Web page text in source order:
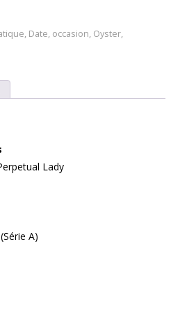
, Date, occasion, Oyster,
Lady
A)